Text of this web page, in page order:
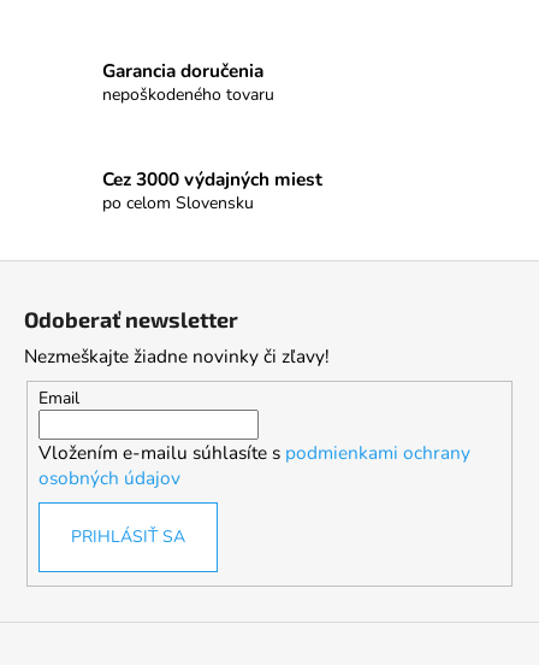
Garancia doručenia
nepoškodeného tovaru
Cez 3000 výdajných miest
po celom Slovensku
Odoberať newsletter
Nezmeškajte žiadne novinky či zľavy!
Email
Vložením e-mailu súhlasíte s podmienkami ochrany
osobných údajov
PRIHLÁSIŤ SA